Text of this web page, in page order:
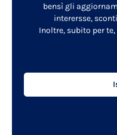
bensì gli
interersse,
Inoltre, subito per